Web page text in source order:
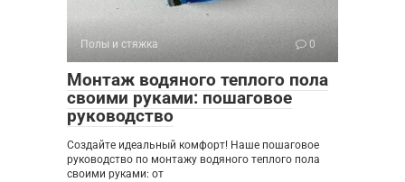
Полы и стяжка 0
Монтаж водяного теплого пола
своими руками: пошаговое
руководство
Создайте идеальный комфорт! Наше пошаговое
руководство по монтажу водяного теплого пола
своими руками: от